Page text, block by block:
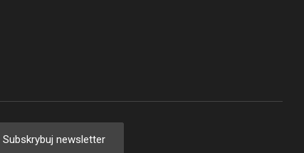
Subskrybuj newsletter